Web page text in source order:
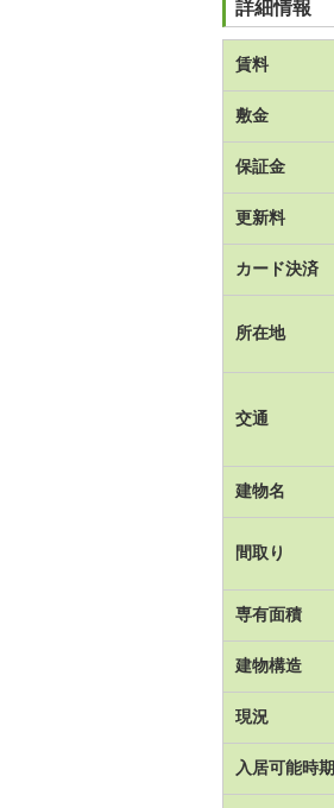
詳細情報
賃料
敷金
保証金
更新料
カード決済
所在地
交通
建物名
間取り
専有面積
建物構造
現況
入居可能時期